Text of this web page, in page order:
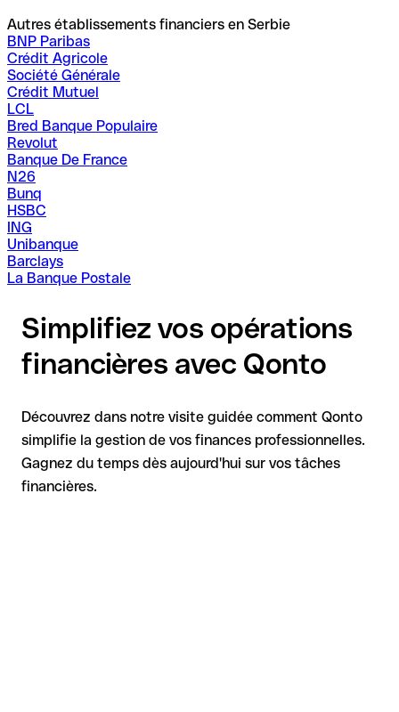
Autres établissements financiers en Serbie
BNP Paribas
Crédit Agricole
Société Générale
Crédit Mutuel
LCL
Bred Banque Populaire
Revolut
Banque De France
N26
Bunq
HSBC
ING
Unibanque
Barclays
La Banque Postale
Simplifiez vos opérations
financières avec Qonto
Découvrez dans notre visite guidée comment Qonto
simplifie la gestion de vos finances professionnelles.
Gagnez du temps dès aujourd'hui sur vos tâches
financières.